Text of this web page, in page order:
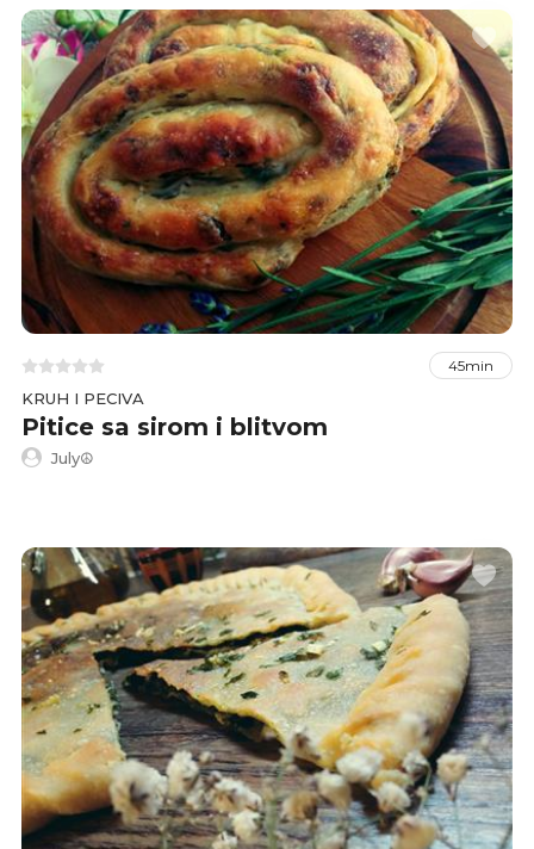
45min
KRUH I PECIVA
Pitice sa sirom i blitvom
July☮